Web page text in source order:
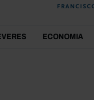
ECONOMIA